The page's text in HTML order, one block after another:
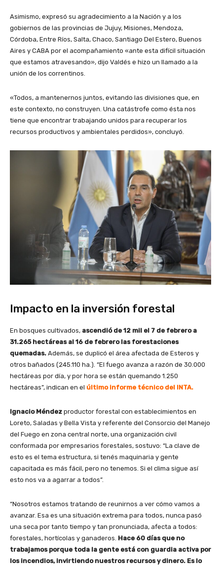
Asimismo, expresó su agradecimiento a la Nación y a los
gobiernos de las provincias de Jujuy, Misiones, Mendoza,
Córdoba, Entre Ríos, Salta, Chaco, Santiago Del Estero, Buenos
Aires y CABA por el acompañamiento «ante esta difícil situación
que estamos atravesando», dijo Valdés e hizo un llamado a la
unión de los correntinos.
«Todos, a mantenernos juntos, evitando las divisiones que, en
este contexto, no construyen. Una catástrofe como ésta nos
tiene que encontrar trabajando unidos para recuperar los
recursos productivos y ambientales perdidos», concluyó.
Impacto en la inversión forestal
En bosques cultivados, ascendió de 12 mil el 7 de febrero a
31.265 hectáreas al 16 de febrero las forestaciones
quemadas. Además, se duplicó el área afectada de Esteros y
otros bañados (245.110 ha.). “El fuego avanza a razón de 30.000
hectáreas por día, y por hora se están quemando 1.250
hectáreas”, indican en el último informe técnico del INTA.
Ignacio Méndez productor forestal con establecimientos en
Loreto, Saladas y Bella Vista y referente del Consorcio del Manejo
del Fuego en zona central norte, una organización civil
conformada por empresarios forestales, sostuvo: “La clave de
esto es el tema estructura, si tenés maquinaria y gente
capacitada es más fácil, pero no tenemos. Si el clima sigue así
esto nos va a agarrar a todos”.
“Nosotros estamos tratando de reunirnos a ver cómo vamos a
avanzar. Esa es una situación extrema para todos, nunca pasó
una seca por tanto tiempo y tan pronunciada, afecta a todos:
forestales, hortícolas y ganaderos. Hace 60 días que no
trabajamos porque toda la gente está con guardia activa por
los incendios, invirtiendo nuestros recursos y dinero. Es lo